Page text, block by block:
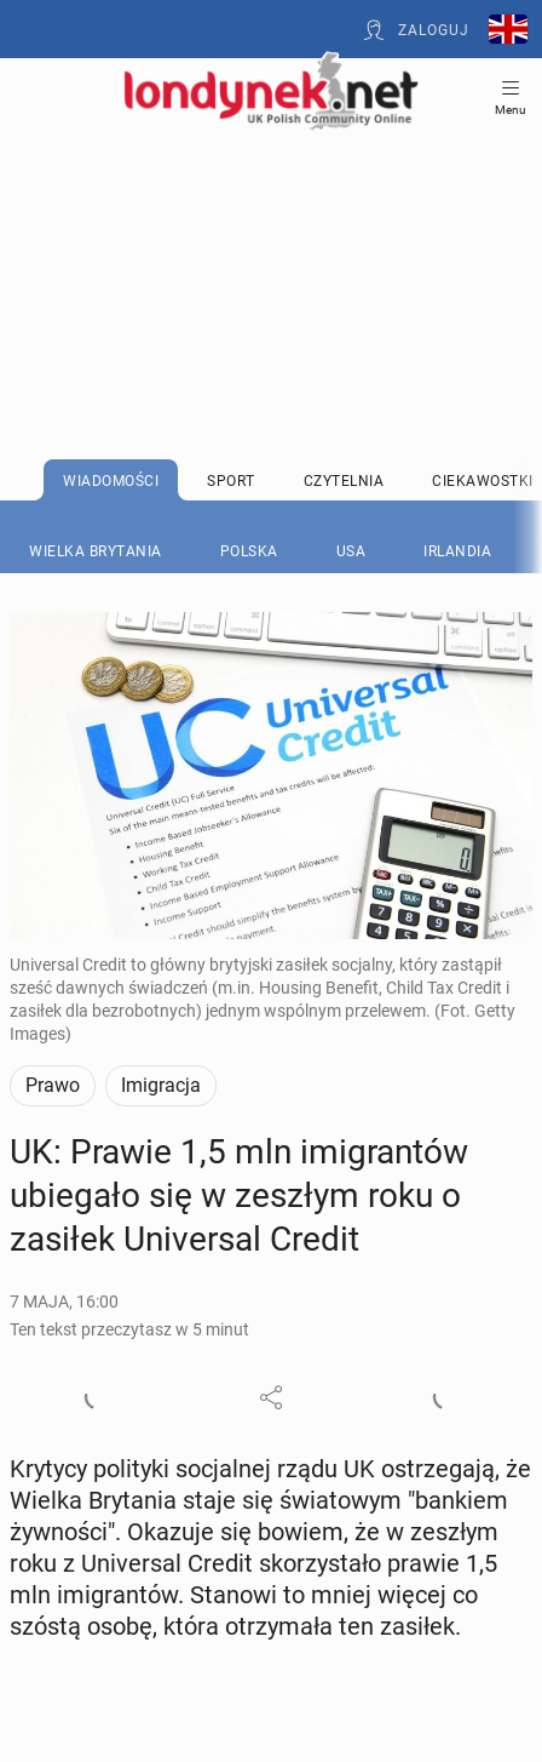
ZALOGUJ
Menu
WIADOMOŚCI SPORT CZYTELNIA CIEKAWOSTKI
WIELKA BRYTANIA POLSKA USA IRLANDIA
Universal Credit to główny brytyjski zasiłek socjalny, który zastąpił
sześć dawnych świadczeń (m.in. Housing Benefit, Child Tax Credit i
zasiłek dla bezrobotnych) jednym wspólnym przelewem. (Fot. Getty
Images)
Prawo Imigracja
UK: Prawie 1,5 mln imi­gran­tów
ubie­ga­ło się w zeszłym roku o
zasiłek Uni­ver­sal Credit
7 MAJA, 16:00
Ten tekst przeczytasz w 5 minut
Krytycy po­li­ty­ki so­cjal­nej rządu UK ostrze­ga­ją, że
Wielka Bry­ta­nia staje się świa­to­wym "bankiem
żyw­no­ści". Okazuje się bowiem, że w zeszłym
roku z Uni­ver­sal Credit sko­rzy­sta­ło prawie 1,5
mln imi­gran­tów. Stanowi to mniej więcej co
szóstą osobę, która otrzy­ma­ła ten zasiłek.